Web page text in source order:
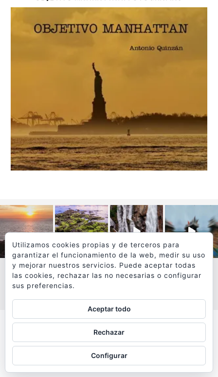
VER MÁS
Todos los textos y fotografías de
www.viajesyfotografia.comson propiedad de su autor
y están protegidos por © Copyright
Utilizamos cookies propias y de terceros para
garantizar el funcionamiento de la web, medir su uso
y mejorar nuestros servicios. Puede aceptar todas
las cookies, rechazar las no necesarias o configurar
sus preferencias.
Aceptar todo
Rechazar
Configurar